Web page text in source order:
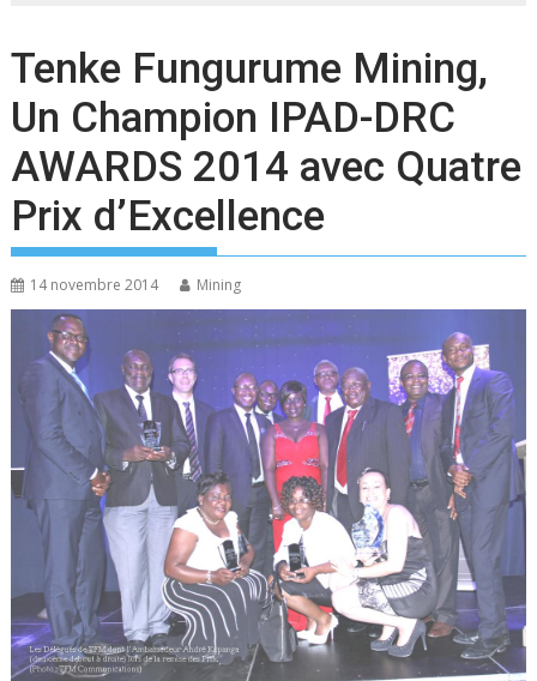
Tenke Fungurume Mining,
Un Champion IPAD-DRC
AWARDS 2014 avec Quatre
Prix d’Excellence
14 novembre 2014 Mining